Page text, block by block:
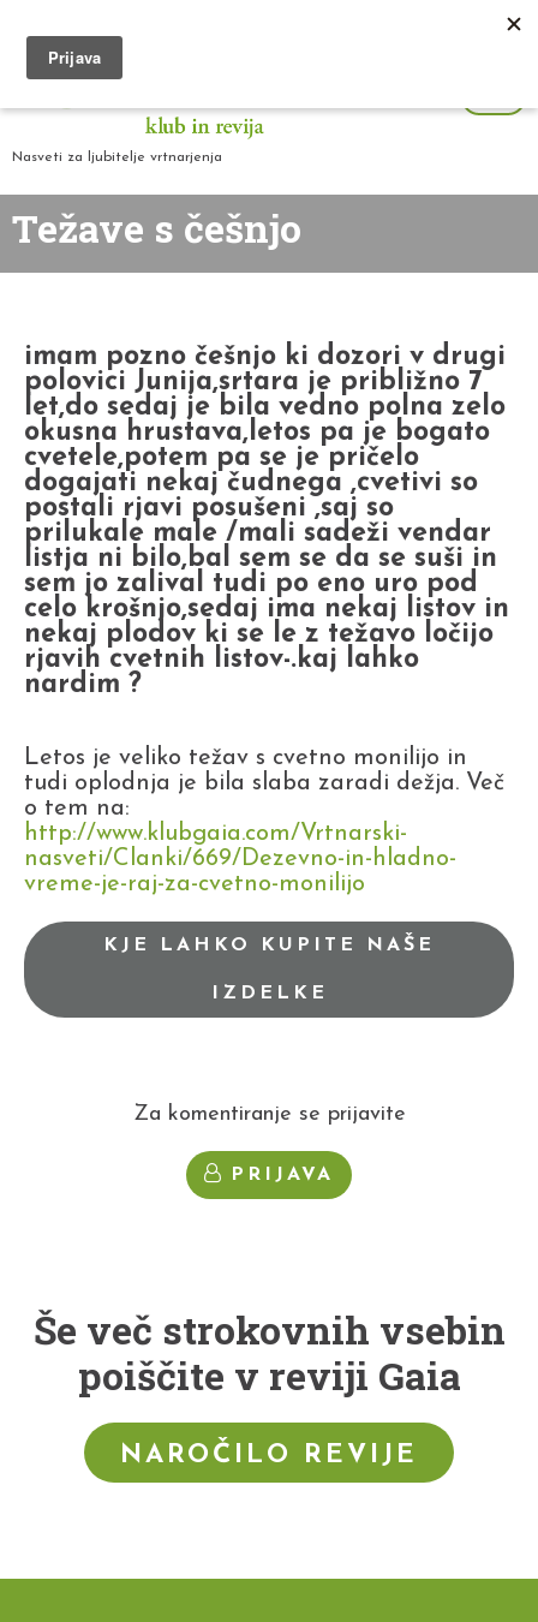
Nasveti za ljubitelje vrtnarjenja
Težave s češnjo
imam pozno češnjo ki dozori v drugi
polovici Junija,srtara je približno 7
let,do sedaj je bila vedno polna zelo
okusna hrustava,letos pa je bogato
cvetele,potem pa se je pričelo
dogajati nekaj čudnega ,cvetivi so
postali rjavi posušeni ,saj so
prilukale male /mali sadeži vendar
listja ni bilo,bal sem se da se suši in
sem jo zalival tudi po eno uro pod
celo krošnjo,sedaj ima nekaj listov in
nekaj plodov ki se le z težavo ločijo
rjavih cvetnih listov-.kaj lahko
nardim ?
Letos je veliko težav s cvetno monilijo in
tudi oplodnja je bila slaba zaradi dežja. Več
o tem na:
http://www.klubgaia.com/Vrtnarski-
nasveti/Clanki/669/Dezevno-in-hladno-
vreme-je-raj-za-cvetno-monilijo
KJE LAHKO KUPITE NAŠE
IZDELKE
Za komentiranje se prijavite
PRIJAVA
Še več strokovnih vsebin
poiščite v reviji Gaia
NAROČILO REVIJE